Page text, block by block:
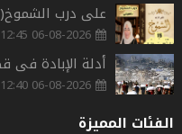
على درب الشموخ( 15) الصداقة
06-08-2026 12:45 ص
06-08-2026 12:40 ص
الفئات المميزة